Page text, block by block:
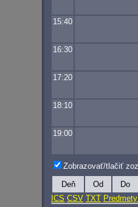
15:40
16:30
17:20
18:10
19:00
Zobrazovať/tlačiť
Deň Od
Do
ICS CSV TXT Predmety